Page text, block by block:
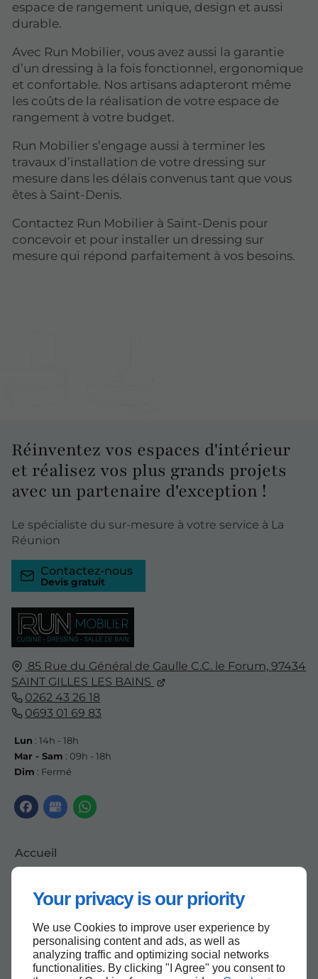
Your privacy is our priority
We use Cookies to improve user experience by
personalising content and ads, as well as
analyzing traffic and optimizing social networks
functionalities. By clicking "I Agree" you consent to
espace de rangement unique, design et aussi
durable.
Avec Run Mobilier, vous avez aussi la garantie
d’un dressing à la fois fonctionnel, ergonomique
et confortable. Nos artisans adapteront même
les coûts de la réalisation de votre espace de
rangement à votre budget.
Run Mobilier s’engage aussi à terminer les
travaux d’installation de votre dressing sur
mesure dans les délais convenus tant que vous
êtes à Saint-Denis.
Contactez Run Mobilier à Saint-Denis pour
concevoir et pour installer un dressing sur
mesure qui répond parfaitement à vos besoins.
85 Rue du Général de Gaulle C.C. le Forum, 97434
SAINT GILLES LES BAINS
0262 43 26 18
0693 01 69 83
Lun : 14h - 18h
Mar - Sam : 09h - 18h
Dim : Fermé
Accueil
Mentions légales
Plan du site
Réinventez vos espaces d'intérieur
et réalisez vos plus grands projets
avec un partenaire d'exception !
Le spécialiste du sur-mesure à votre service à La
Réunion
Contactez-nous